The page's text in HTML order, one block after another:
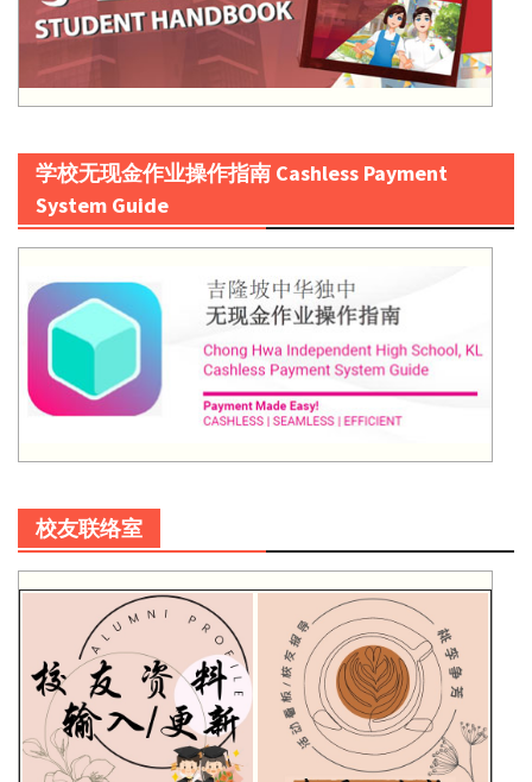
学校无现金作业操作指南 Cashless Payment
System Guide
校友联络室